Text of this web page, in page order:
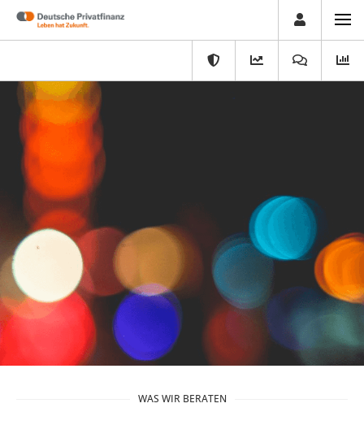
WAS WIR BERATEN